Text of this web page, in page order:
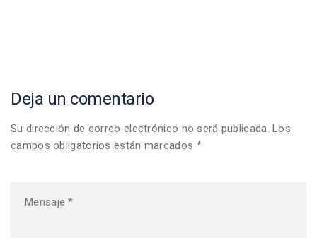
Deja un comentario
Su dirección de correo electrónico no será publicada. Los
campos obligatorios están marcados *